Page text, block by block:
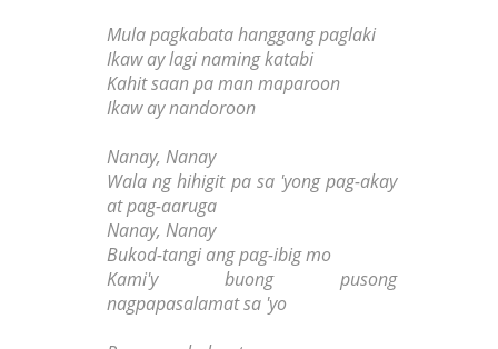
Mula pagkabata hanggang paglaki
Ikaw ay lagi naming katabi
Kahit saan pa man maparoon
Ikaw ay nandoroon
Nanay, Nanay
Wala ng hihigit pa sa 'yong pag-akay
at pag-aaruga
Nanay, Nanay
Bukod-tangi ang pag-ibig mo
Kami'y buong pusong
nagpapasalamat sa 'yo